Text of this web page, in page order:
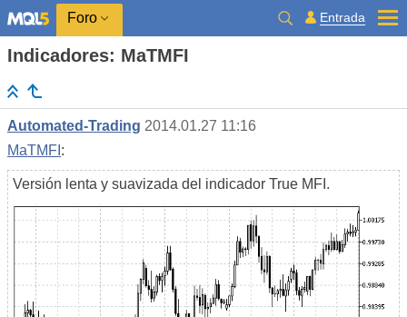
Foro Entrada
Indicadores: MaTMFI
Automated-Trading 2014.01.27 11:16
MaTMFI :
Versión lenta y suavizada del indicador True MFI.